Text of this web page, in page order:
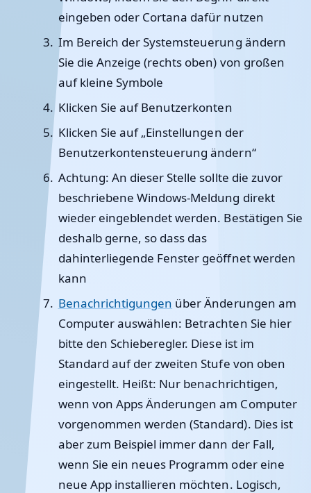
eingeben oder Cortana dafür nutzen
Im Bereich der Systemsteuerung ändern
Sie die Anzeige (rechts oben) von großen
auf kleine Symbole
Klicken Sie auf Benutzerkonten
Klicken Sie auf „Einstellungen der
Benutzerkontensteuerung ändern“
Achtung: An dieser Stelle sollte die zuvor
beschriebene Windows-Meldung direkt
wieder eingeblendet werden. Bestätigen Sie
deshalb gerne, so dass das
dahinterliegende Fenster geöffnet werden
kann
Benachrichtigungen über Änderungen am
Computer auswählen: Betrachten Sie hier
bitte den Schieberegler. Diese ist im
Standard auf der zweiten Stufe von oben
eingestellt. Heißt: Nur benachrichtigen,
wenn von Apps Änderungen am Computer
vorgenommen werden (Standard). Dies ist
aber zum Beispiel immer dann der Fall,
wenn Sie ein neues Programm oder eine
neue App installieren möchten. Logisch,